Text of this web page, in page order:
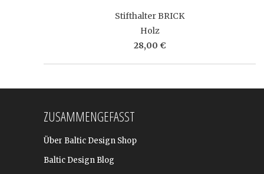
Stifthalter BRICK
Holz
28,00 €
ZUSAMMENGEFASST
Über Baltic Design Shop
Baltic Design Blog